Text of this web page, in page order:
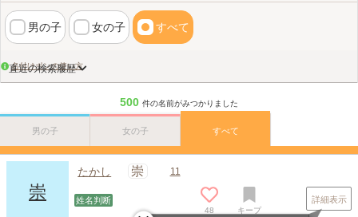
男の子 女の子 すべて
画数検索のヒント
名付けポンの使い方
直近の検索履歴
500 件の名前がみつかりました
男の子 女の子 すべて
崇
たかし 崇 11
姓名判断
48 キープ
詳細表示